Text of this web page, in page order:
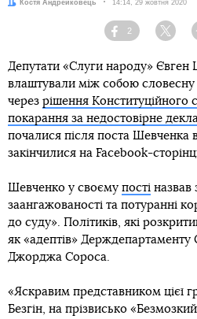
Автор:Костя Андрейковець Дата:
14:14, 29 жовтня 2020
Facebook
2
Депутати «Слуги народу» Євген
влаштували між собою
через рішення Конституційного
покарання за недостовірне
почалися після поста Шевченка
закінчилися на Facebook-сторінці
Шевченко у своєму пості назвав
заангажованості та потуранні
до суду». Політиків, які
як «адептів» Держдепартаменту
Джорджа Сороса.
«Яскравим представником цієї
Безгін, на прізвисько